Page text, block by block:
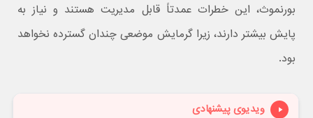
بورنموث، این خطرات عمدتاً قابل مدیریت هستند و نیاز به
پایش بیشتر دارند، زیرا گرمایش موضعی چندان گسترده نخواهد
بود.
ویدیوی پیشنهادی